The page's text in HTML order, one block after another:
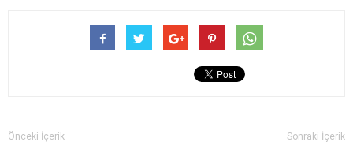
Önceki İçerik Sonraki İçerik